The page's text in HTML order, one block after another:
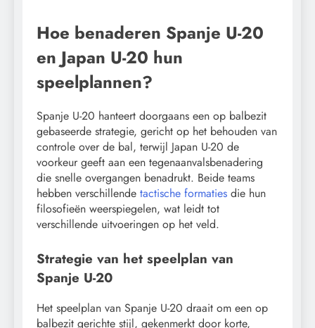
Hoe benaderen Spanje U-20
en Japan U-20 hun
speelplannen?
Spanje U-20 hanteert doorgaans een op balbezit
gebaseerde strategie, gericht op het behouden van
controle over de bal, terwijl Japan U-20 de
voorkeur geeft aan een tegenaanvalsbenadering
die snelle overgangen benadrukt. Beide teams
hebben verschillende tactische formaties die hun
filosofieën weerspiegelen, wat leidt tot
verschillende uitvoeringen op het veld.
Strategie van het speelplan van
Spanje U-20
Het speelplan van Spanje U-20 draait om een op
balbezit gerichte stijl, gekenmerkt door korte,